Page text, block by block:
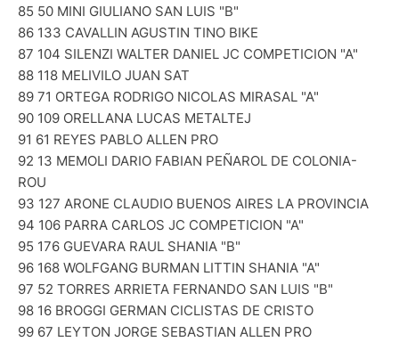
85 50 MINI GIULIANO SAN LUIS "B"
86 133 CAVALLIN AGUSTIN TINO BIKE
87 104 SILENZI WALTER DANIEL JC COMPETICION "A"
88 118 MELIVILO JUAN SAT
89 71 ORTEGA RODRIGO NICOLAS MIRASAL "A"
90 109 ORELLANA LUCAS METALTEJ
91 61 REYES PABLO ALLEN PRO
92 13 MEMOLI DARIO FABIAN PEÑAROL DE COLONIA-
ROU
93 127 ARONE CLAUDIO BUENOS AIRES LA PROVINCIA
94 106 PARRA CARLOS JC COMPETICION "A"
95 176 GUEVARA RAUL SHANIA "B"
96 168 WOLFGANG BURMAN LITTIN SHANIA "A"
97 52 TORRES ARRIETA FERNANDO SAN LUIS "B"
98 16 BROGGI GERMAN CICLISTAS DE CRISTO
99 67 LEYTON JORGE SEBASTIAN ALLEN PRO